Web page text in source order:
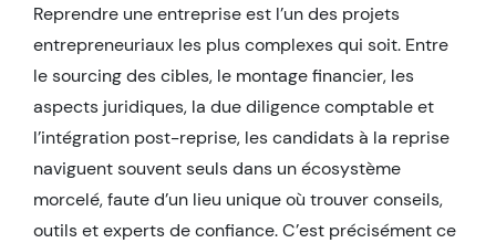
Reprendre une entreprise est l’un des projets
entrepreneuriaux les plus complexes qui soit. Entre
le sourcing des cibles, le montage financier, les
aspects juridiques, la due diligence comptable et
l’intégration post-reprise, les candidats à la reprise
naviguent souvent seuls dans un écosystème
morcelé, faute d’un lieu unique où trouver conseils,
outils et experts de confiance. C’est précisément ce